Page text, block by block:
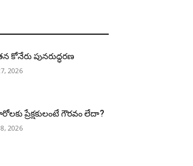
కోనేరు పున‌రుద్ధ‌ర‌ణ
2026
ప్రేక్ష‌కులంటే గౌర‌వం లేదా?
2026